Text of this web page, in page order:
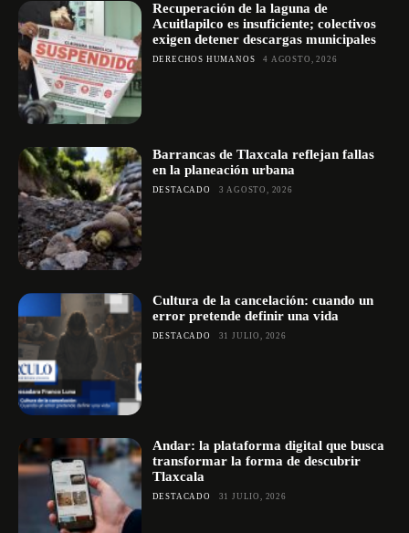
Recuperación de la laguna de
Acuitlapilco es insuficiente; colectivos
exigen detener descargas municipales
DERECHOS HUMANOS 4 AGOSTO, 2026
Barrancas de Tlaxcala reflejan fallas
en la planeación urbana
DESTACADO 3 AGOSTO, 2026
Cultura de la cancelación: cuando un
error pretende definir una vida
DESTACADO 31 JULIO, 2026
Andar: la plataforma digital que busca
transformar la forma de descubrir
Tlaxcala
DESTACADO 31 JULIO, 2026